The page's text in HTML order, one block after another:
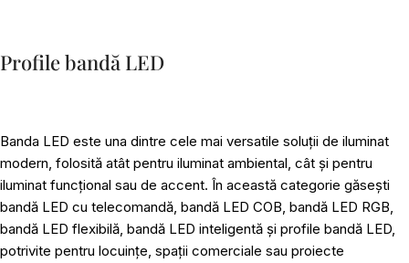
Profile bandă LED
Banda LED este una dintre cele mai versatile soluții de iluminat
modern, folosită atât pentru iluminat ambiental, cât și pentru
iluminat funcțional sau de accent. În această categorie găsești
bandă LED cu telecomandă, bandă LED COB, bandă LED RGB,
bandă LED flexibilă, bandă LED inteligentă și profile bandă LED,
potrivite pentru locuințe, spații comerciale sau proiecte